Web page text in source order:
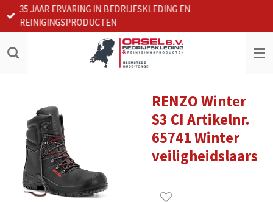
Ga
direct
de
35 JAAR ERVARING IN BEDRIJFSKLEDING EN
REINIGINGSPRODUCTEN
RENZO Winter
S3 CI Artikelnr.
65741 Winter
veiligheidslaars